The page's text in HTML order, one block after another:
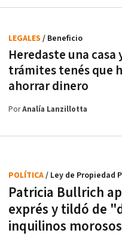
Heredaste una casa
trámites tenés que
ahorrar dinero
LEGALES / Beneficio
PorAnalía Lanzillotta
Patricia Bullrich
exprés y tildó de
inquilinos morosos
POLÍTICA/ Ley de Propiedad